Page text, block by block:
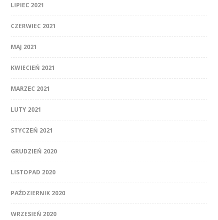
LIPIEC 2021
CZERWIEC 2021
MAJ 2021
KWIECIEŃ 2021
MARZEC 2021
LUTY 2021
STYCZEŃ 2021
GRUDZIEŃ 2020
LISTOPAD 2020
PAŹDZIERNIK 2020
WRZESIEŃ 2020